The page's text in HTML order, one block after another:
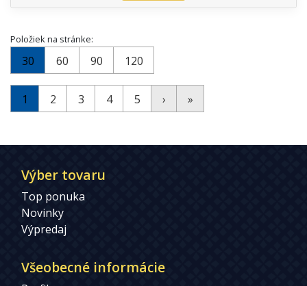
Položiek na stránke:
30 60 90 120
1 2 3 4 5 › »
Výber tovaru
Top ponuka
Novinky
Výpredaj
Všeobecné informácie